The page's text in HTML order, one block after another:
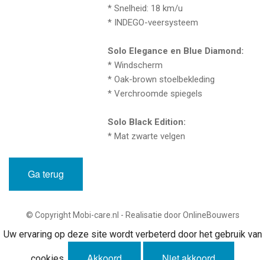
* Snelheid: 18 km/u
* INDEGO-veersysteem
Solo Elegance en Blue Diamond:
* Windscherm
* Oak-brown stoelbekleding
* Verchroomde spiegels
Solo Black Edition:
* Mat zwarte velgen
Ga terug
© Copyright Mobi-care.nl - Realisatie door OnlineBouwers
Uw ervaring op deze site wordt verbeterd door het gebruik van